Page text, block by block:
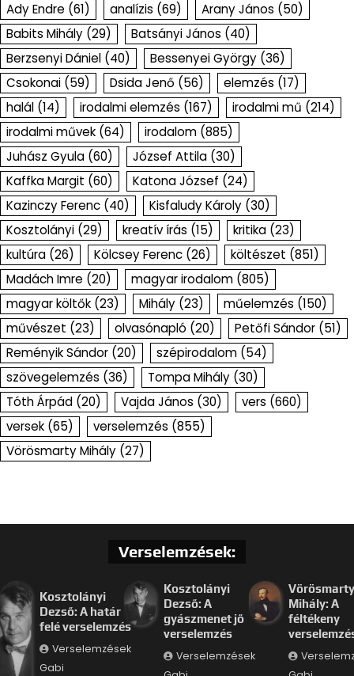
Ady Endre (61) analízis (69) Arany János (50)
Babits Mihály (29) Batsányi János (40)
Berzsenyi Dániel (40) Bessenyei György (36)
Csokonai (59) Dsida Jenő (56) elemzés (17)
halál (14) irodalmi elemzés (167) irodalmi mű (214)
irodalmi művek (64) irodalom (885)
Juhász Gyula (60) József Attila (30)
Kaffka Margit (60) Katona József (24)
Kazinczy Ferenc (40) Kisfaludy Károly (30)
Kosztolányi (29) kreatív írás (15) kritika (23)
kultúra (26) Kölcsey Ferenc (26) költészet (851)
Madách Imre (20) magyar irodalom (805)
magyar költők (23) Mihály (23) műelemzés (150)
művészet (23) olvasónapló (20) Petőfi Sándor (51)
Reményik Sándor (20) szépirodalom (54)
szövegelemzés (36) Tompa Mihály (30)
Tóth Árpád (20) Vajda János (30) vers (660)
versek (65) verselemzés (855)
Vörösmarty Mihály (27)
Verselemzések:
Kosztolányi
Dezső: A határ
felé verselemzés
Verselemzések
Gabi
Kosztolányi
Dezső: A
gyászmenet jő
verselemzés
Verselemzések
Vörösmarty
Mihály: A
féltékeny